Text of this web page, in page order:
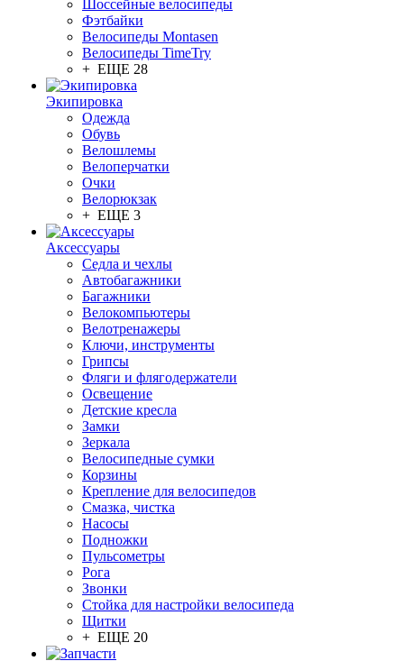
Шоссейные велосипеды
Фэтбайки
Велосипеды Montasen
Велосипеды TimeTry
+ ЕЩЕ 28
Экипировка
Одежда
Обувь
Велошлемы
Велоперчатки
Очки
Велорюкзак
+ ЕЩЕ 3
Аксессуары
Седла и чехлы
Автобагажники
Багажники
Велокомпьютеры
Велотренажеры
Ключи, инструменты
Грипсы
Фляги и флягодержатели
Освещение
Детские кресла
Замки
Зеркала
Велосипедные сумки
Корзины
Крепление для велосипедов
Смазка, чистка
Насосы
Подножки
Пульсометры
Рога
Звонки
Стойка для настройки велосипеда
Щитки
+ ЕЩЕ 20